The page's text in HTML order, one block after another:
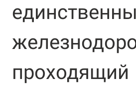
проходящий